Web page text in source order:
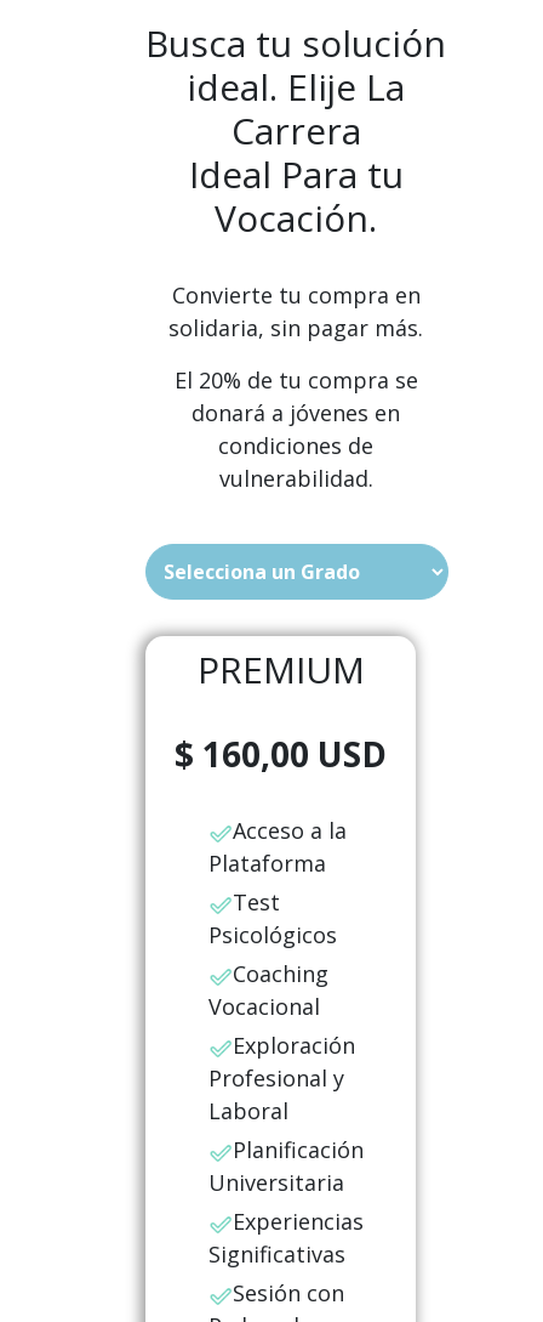
Busca tu solución
ideal. Elije La
Carrera
Ideal Para tu
Vocación.
Convierte tu compra en
solidaria, sin pagar más.
El 20% de tu compra se
donará a jóvenes en
condiciones de
vulnerabilidad.
PREMIUM​
$ 160,00 USD
Acceso a la
Plataforma
Test
Psicológicos
Coaching
Vocacional
Exploración
Profesional y
Laboral
Planificación
Universitaria
Experiencias
Significativas
Sesión con